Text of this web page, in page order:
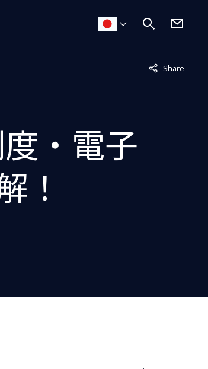
Share
非表示中
・電子
！